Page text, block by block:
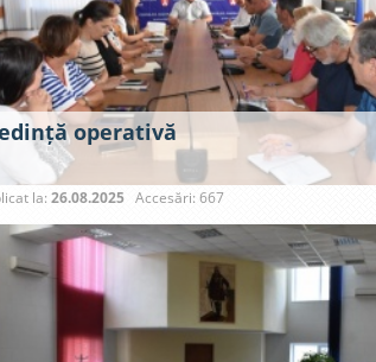
operativă
la: 26.08.2025 Accesări: 667